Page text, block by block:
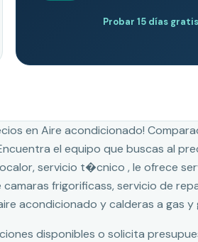
Probar 15 días gratis
en Aire acondicionado!
el equipo que buscas al
servicio t�cnico , le ofrece
frigorificass, servicio de
acondicionado y calderas a gas
disponibles o solicita